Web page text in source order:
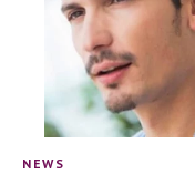
NEWS